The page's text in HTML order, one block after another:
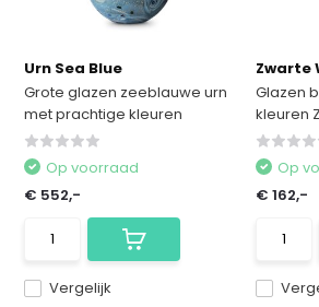
Urn Sea Blue
Grote glazen zeeblauwe urn
met prachtige kleuren
Vergelijk
Op voorraad
€ 552,-
Zwarte
Glazen
kleuren
Op
€ 162,-